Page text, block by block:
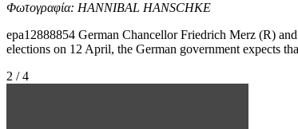
Φωτογραφία: HANNIBAL HANSCHKE
epa12888854 German Chancellor Friedrich Merz (R)
elections on 12 April, the German government
2 / 4